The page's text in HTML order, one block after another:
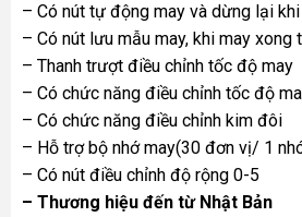
– Có nút tự động may và dừng lại
– Có nút lưu mẫu may, khi may
– Thanh trượt điều chỉnh tốc độ may
– Có chức năng điều chỉnh tốc độ
– Có chức năng điều chỉnh kim đôi
– Hỗ trợ bộ nhớ may(30 đơn vị/ 1
– Có nút điều chỉnh độ rộng 0-5
– Thương hiệu đến từ Nhật Bản